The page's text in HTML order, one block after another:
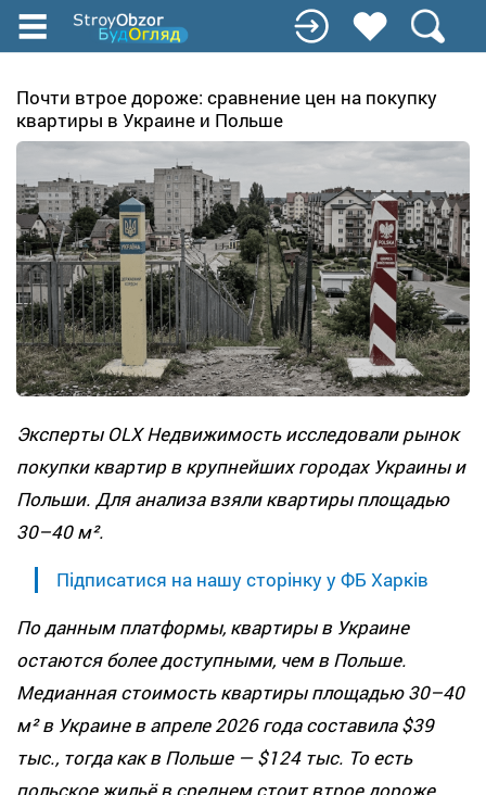
Перейти
содержанию
Почти втрое дороже: сравнение цен на покупку
квартиры в Украине и Польше
Эксперты OLX Недвижимость исследовали рынок
покупки квартир в крупнейших городах Украины и
Польши. Для анализа взяли квартиры площадью
30–40 м².
Підписатися на нашу сторінку у ФБ Харків
По данным платформы, квартиры в Украине
остаются более доступными, чем в Польше.
Медианная стоимость квартиры площадью 30–40
м² в Украине в апреле 2026 года составила $39
тыс., тогда как в Польше — $124 тыс. То есть
польское жильё в среднем стоит втрое дороже.